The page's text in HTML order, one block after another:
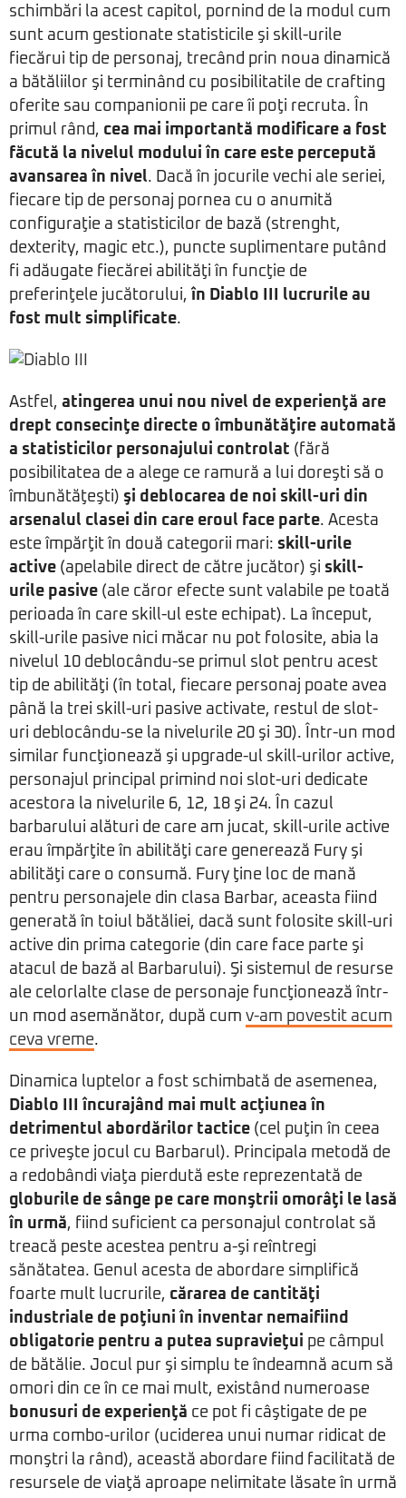
schimbări la acest capitol, pornind de la modul cum
sunt acum gestionate statisticile şi skill-urile
fiecărui tip de personaj, trecând prin noua dinamică
a bătăliilor şi terminând cu posibilitatile de crafting
oferite sau companionii pe care îi poţi recruta. În
primul rând, cea mai importantă modificare a fost
făcută la nivelul modului în care este percepută
avansarea în nivel. Dacă în jocurile vechi ale seriei,
fiecare tip de personaj pornea cu o anumită
configuraţie a statisticilor de bază (strenght,
dexterity, magic etc.), puncte suplimentare putând
fi adăugate fiecărei abilităţi în funcţie de
preferinţele jucătorului, în Diablo III lucrurile au
fost mult simplificate.
Astfel, atingerea unui nou nivel de experienţă are
drept consecinţe directe o îmbunătăţire automată
a statisticilor personajului controlat (fără
posibilitatea de a alege ce ramură a lui doreşti să o
îmbunătăţeşti) şi deblocarea de noi skill-uri din
arsenalul clasei din care eroul face parte. Acesta
este împărţit în două categorii mari: skill-urile
active (apelabile direct de către jucător) şi skill-
urile pasive (ale căror efecte sunt valabile pe toată
perioada în care skill-ul este echipat). La început,
skill-urile pasive nici măcar nu pot folosite, abia la
nivelul 10 deblocându-se primul slot pentru acest
tip de abilităţi (în total, fiecare personaj poate avea
până la trei skill-uri pasive activate, restul de slot-
uri deblocându-se la nivelurile 20 şi 30). Într-un mod
similar funcţionează şi upgrade-ul skill-urilor active,
personajul principal primind noi slot-uri dedicate
acestora la nivelurile 6, 12, 18 şi 24. În cazul
barbarului alături de care am jucat, skill-urile active
erau împărţite în abilităţi care generează Fury şi
abilităţi care o consumă. Fury ţine loc de mană
pentru personajele din clasa Barbar, aceasta fiind
generată în toiul bătăliei, dacă sunt folosite skill-uri
active din prima categorie (din care face parte şi
atacul de bază al Barbarului). Şi sistemul de resurse
ale celorlalte clase de personaje funcţionează într-
un mod asemănător, după cum v-am povestit acum
ceva vreme.
Dinamica luptelor a fost schimbată de asemenea,
Diablo III încurajând mai mult acţiunea în
detrimentul abordărilor tactice (cel puţin în ceea
ce priveşte jocul cu Barbarul). Principala metodă de
a redobândi viaţa pierdută este reprezentată de
globurile de sânge pe care monştrii omorâţi le lasă
în urmă, fiind suficient ca personajul controlat să
treacă peste acestea pentru a-şi reîntregi
sănătatea. Genul acesta de abordare simplifică
foarte mult lucrurile, cărarea de cantităţi
industriale de poţiuni în inventar nemaifiind
obligatorie pentru a putea supravieţui pe câmpul
de bătălie. Jocul pur şi simplu te îndeamnă acum să
omori din ce în ce mai mult, existând numeroase
bonusuri de experienţă ce pot fi câştigate de pe
urma combo-urilor (uciderea unui numar ridicat de
monştri la rând), această abordare fiind facilitată de
resursele de viaţă aproape nelimitate lăsate în urmă